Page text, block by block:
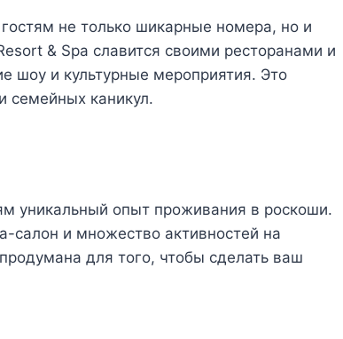
не только шикарные номера, но и
& Spa славится своими ресторанами и
шоу и культурные мероприятия. Это
семейных каникул.
уникальный опыт проживания в роскоши.
салон и множество активностей на
для того, чтобы сделать ваш